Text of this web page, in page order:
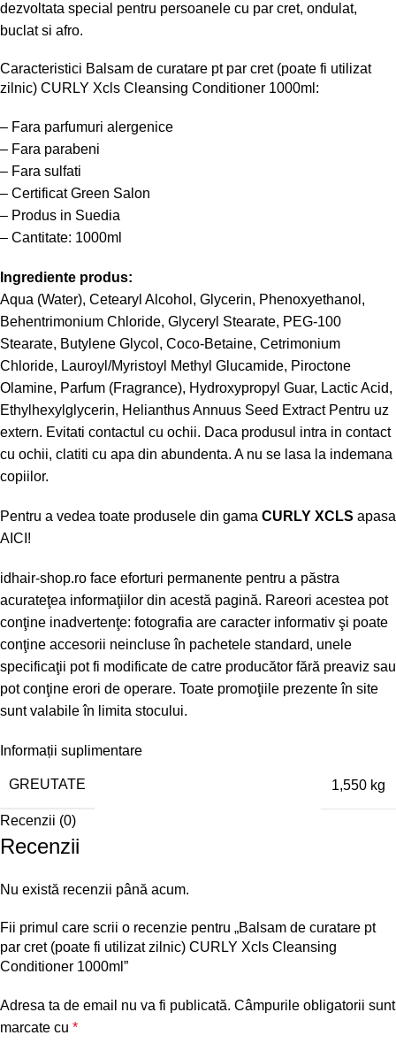
dezvoltata special pentru persoanele cu par cret, ondulat,
buclat si afro.
Caracteristici Balsam de curatare pt par cret (poate fi utilizat
zilnic) CURLY Xcls Cleansing Conditioner 1000ml:
– Fara parfumuri alergenice
– Fara parabeni
– Fara sulfati
– Certificat Green Salon
– Produs in Suedia
– Cantitate: 1000ml
Ingrediente produs:
Aqua (Water), Cetearyl Alcohol, Glycerin, Phenoxyethanol,
Behentrimonium Chloride, Glyceryl Stearate, PEG-100
Stearate, Butylene Glycol, Coco-Betaine, Cetrimonium
Chloride, Lauroyl/Myristoyl Methyl Glucamide, Piroctone
Olamine, Parfum (Fragrance), Hydroxypropyl Guar, Lactic Acid,
Ethylhexylglycerin, Helianthus Annuus Seed Extract Pentru uz
extern. Evitati contactul cu ochii. Daca produsul intra in contact
cu ochii, clatiti cu apa din abundenta. A nu se lasa la indemana
copiilor.
Pentru a vedea toate produsele din gama CURLY XCLS apasa
AICI!
idhair-shop.ro face eforturi permanente pentru a păstra
acurateţea informaţiilor din acestă pagină. Rareori acestea pot
conţine inadvertenţe: fotografia are caracter informativ şi poate
conţine accesorii neincluse în pachetele standard, unele
specificaţii pot fi modificate de catre producător fără preaviz sau
pot conţine erori de operare. Toate promoţiile prezente în site
sunt valabile în limita stocului.
Informații suplimentare
GREUTATE 1,550 kg
Recenzii (0)
Recenzii
Nu există recenzii până acum.
Fii primul care scrii o recenzie pentru „Balsam de curatare pt
par cret (poate fi utilizat zilnic) CURLY Xcls Cleansing
Conditioner 1000ml”
Adresa ta de email nu va fi publicată. Câmpurile obligatorii sunt
marcate cu *